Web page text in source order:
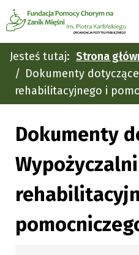
Jesteś tutaj: Strona
Dokumenty
rehabilitacyjnego i
Dokumenty